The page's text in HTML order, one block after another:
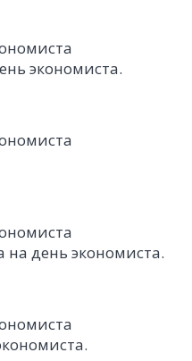
экономиста.
день экономиста.